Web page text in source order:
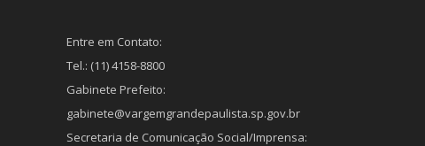
Entre em Contato:
Tel.: (11) 4158-8800
Gabinete Prefeito:
gabinete@vargemgrandepaulista.sp.gov.br
Secretaria de Comunicação Social/Imprensa: